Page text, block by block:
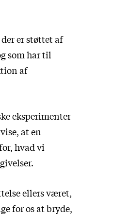
er støttet af
som har til
af
eksperimenter
at en
hvad vi
ellers været,
for os at bryde,